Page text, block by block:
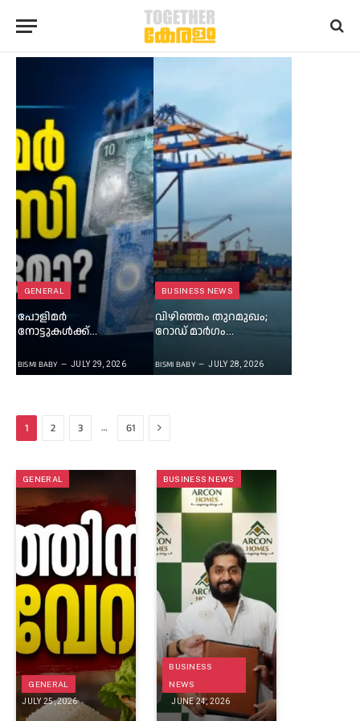
GENERAL
പോളിമർ
നോട്ടുകൾക്ക്
BISMI BABY JULY 29, 2026
BUSINESS NEWS
വിഴിഞ്ഞം തുറമുഖം;
റോഡ് മാർഗം
BISMI BABY JULY 28, 2026
1 2 3 … 61 Next
GENERAL
GENERAL
JULY 25, 2026
BUSINESS NEWS
BUSINESS
NEWS
JUNE 24, 2026